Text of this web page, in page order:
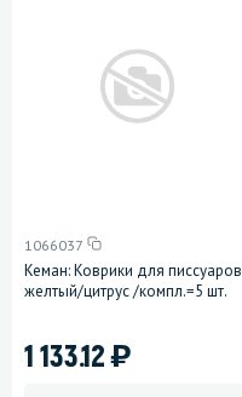
1066037
Кеман: Коврики для писсуаров
желтый/цитрус /компл.=5 шт.
1 133.12)